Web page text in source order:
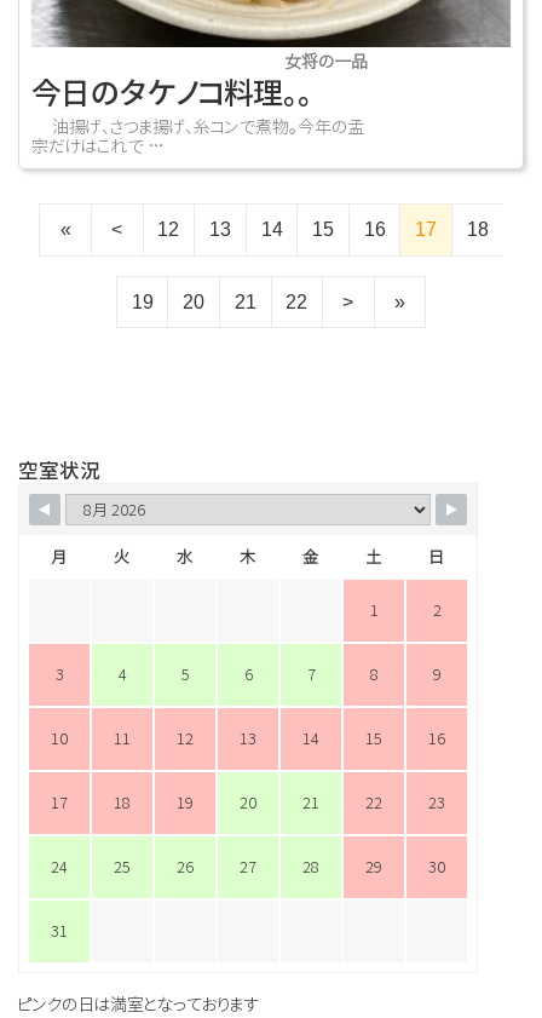
女将の一品
今日のタケノコ料理。。
油揚げ、さつま揚げ、糸コンで煮物。今年の孟
宗だけはこれで …
« < 12 13 14 15 16 17 18
19 20 21 22 > »
空室状況
月 火 水 木 金 土 日
1 2
3 4 5 6 7 8 9
10 11 12 13 14 15 16
17 18 19 20 21 22 23
24 25 26 27 28 29 30
31
ピンクの日は満室となっております